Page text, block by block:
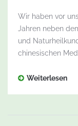
Wir haben vor
Jahren neben
und
chinesischen
Weiterlesen